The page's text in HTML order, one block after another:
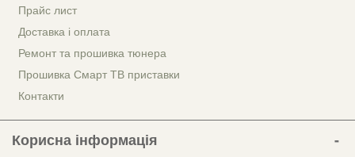
Прайс лист
Доставка і оплата
Ремонт та прошивка тюнера
Прошивка Смарт ТВ приставки
Контакти
Корисна інформація